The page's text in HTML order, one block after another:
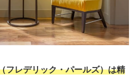
フレデリック・パールズ）は精